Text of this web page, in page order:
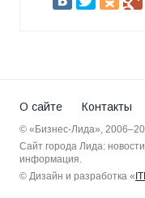
О сайте Контакты
© «Бизнес-Лида»,
Сайт города Лида:
информация.
© Дизайн и разработка «